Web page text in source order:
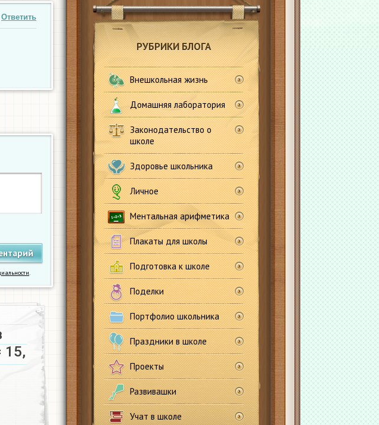
РУБРИКИ БЛОГА
Внешкольная жизнь
Домашняя лаборатория
Законодательство о
школе
Здоровье школьника
Личное
Ментальная арифметика
Плакаты для школы
Подготовка к школе
Поделки
Портфолио школьника
Праздники в школе
Проекты
Развивашки
Учат в школе
Ответить
.
15,